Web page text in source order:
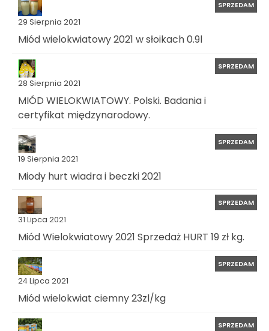
29 Sierpnia 2021
SPRZEDAM
Miód wielokwiatowy 2021 w słoikach 0.9l
28 Sierpnia 2021
SPRZEDAM
MIÓD WIELOKWIATOWY. Polski. Badania i
certyfikat międzynarodowy.
19 Sierpnia 2021
SPRZEDAM
Miody hurt wiadra i beczki 2021
31 Lipca 2021
SPRZEDAM
Miód Wielokwiatowy 2021 Sprzedaż HURT 19 zł kg.
24 Lipca 2021
SPRZEDAM
Miód wielokwiat ciemny 23zl/kg
SPRZEDAM